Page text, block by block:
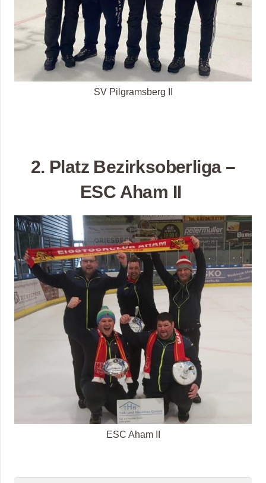
SV Pilgramsberg II
2. Platz Bezirksoberliga –
ESC Aham II
ESC Aham II